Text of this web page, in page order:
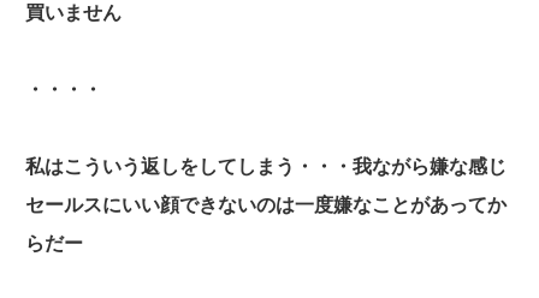
買いません
・・・・
私はこういう返しをしてしまう・・・我ながら嫌な感じ
セールスにいい顔できないのは一度嫌なことがあってか
らだー